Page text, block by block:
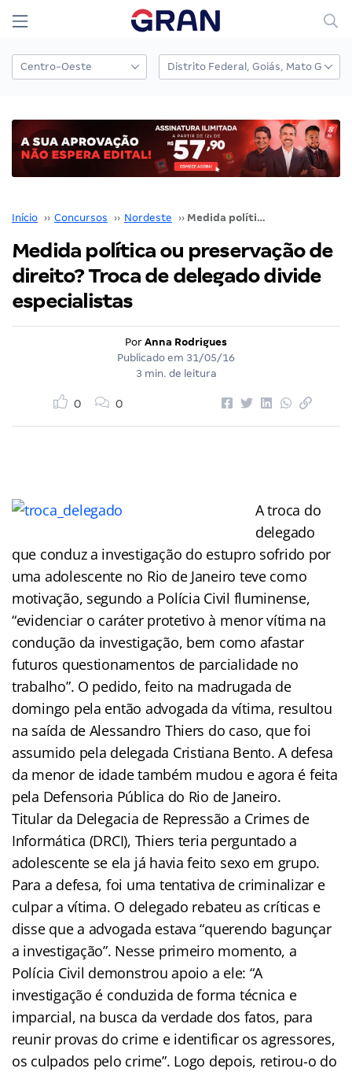
Início ›› Concursos ›› Nordeste ›› Medida política ou preservação de direito? Troca de delegado divide especialistas
Medida política ou preservação de
direito? Troca de delegado divide
especialistas
Por Anna Rodrigues
Publicado em 31/05/16
3 min. de leitura
0 0
A troca do
delegado
que conduz a investigação do estupro sofrido por
uma adolescente no Rio de Janeiro teve como
motivação, segundo a Polícia Civil fluminense,
“evidenciar o caráter protetivo à menor vítima na
condução da investigação, bem como afastar
futuros questionamentos de parcialidade no
trabalho”. O pedido, feito na madrugada de
domingo pela então advogada da vítima, resultou
na saída de Alessandro Thiers do caso, que foi
assumido pela delegada Cristiana Bento. A defesa
da menor de idade também mudou e agora é feita
pela Defensoria Pública do Rio de Janeiro.
Titular da Delegacia de Repressão a Crimes de
Informática (DRCI), Thiers teria perguntado a
adolescente se ela já havia feito sexo em grupo.
Para a defesa, foi uma tentativa de criminalizar e
culpar a vítima. O delegado rebateu as críticas e
disse que a advogada estava “querendo bagunçar
a investigação”. Nesse primeiro momento, a
Polícia Civil demonstrou apoio a ele: “A
investigação é conduzida de forma técnica e
imparcial, na busca da verdade dos fatos, para
reunir provas do crime e identificar os agressores,
os culpados pelo crime”. Logo depois, retirou-o do